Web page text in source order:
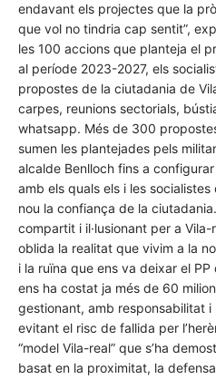
endavant els projectes que la
que vol no tindria cap sentit”,
les 100 accions que planteja el
al període 2023-2027, els
propostes de la ciutadania de
carpes, reunions sectorials,
whatsapp. Més de 300
sumen les plantejades pels
alcalde Benlloch fins a
amb els quals els i les
nou la confiança de la
compartit i il·lusionant per a
oblida la realitat que vivim a la
i la ruïna que ens va deixar el
ens ha costat ja més de 60
gestionant, amb responsabilitat
evitant el risc de fallida per
“model Vila-real” que s’ha
basat en la proximitat, la